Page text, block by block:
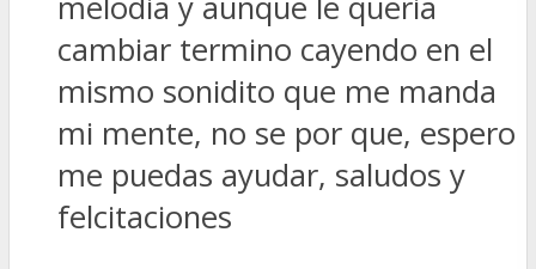
cambiar termino cayendo en el
mismo sonidito que me manda
mi mente, no se por que, espero
me puedas ayudar, saludos y
felcitaciones